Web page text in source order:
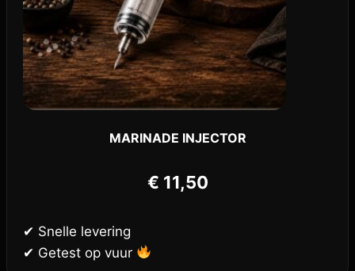
MARINADE INJECTOR
€ 11,50
✔ Snelle levering
✔ Getest op vuur